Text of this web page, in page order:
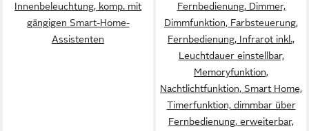
Innenbeleuchtung, komp. mit
gängigen Smart-Home-
Assistenten
Fernbedienung, Dimmer,
Dimmfunktion, Farbsteuerung,
Fernbedienung, Infrarot inkl.,
Leuchtdauer einstellbar,
Memoryfunktion,
Nachtlichtfunktion, Smart Home,
Timerfunktion, dimmbar über
Fernbedienung, erweiterbar,